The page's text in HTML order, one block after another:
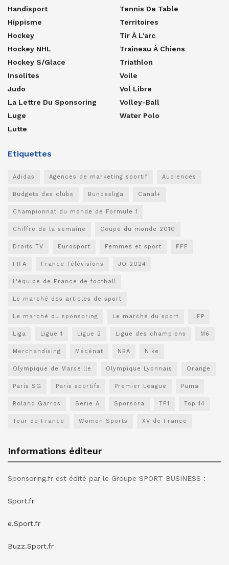
Handisport
Hippisme
Hockey
Hockey NHL
Hockey S/glace
Insolites
Judo
La Lettre Du Sponsoring
Luge
Lutte
Tennis De Table
Territoires
Tir À L'arc
Traîneau À Chiens
Triathlon
Voile
Vol Libre
Volley-Ball
Water Polo
Etiquettes
Adidas Agences de marketing sportif Audiences
Budgets des clubs Bundesliga Canal+
Championnat du monde de Formule 1
Chiffre de la semaine Coupe du monde 2010
Droits TV Eurosport Femmes et sport FFF
FIFA France Télévisions JO 2024
L'équipe de France de football
Le marché des articles de sport
Le marché du sponsoring Le marché du sport LFP
Liga Ligue 1 Ligue 2 Ligue des champions M6
Merchandising Mécénat NBA Nike
Olympique de Marseille Olympique Lyonnais Orange
Paris SG Paris sportifs Premier League Puma
Roland Garros Serie A Sporsora TF1 Top 14
Tour de France Women Sports XV de France
Informations éditeur
Sponsoring.fr est édité par le Groupe SPORT BUSINESS :
Sport.fr
e.Sport.fr
Buzz.Sport.fr